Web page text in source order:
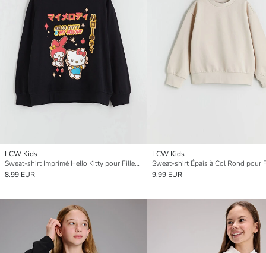
LCW Kids
Sweat-shirt Imprimé Hello Kitty pour Filles à Col Rond
8.99 EUR
LCW Kids
Sweat-shirt Épais à Col Rond pour
9.99 EUR